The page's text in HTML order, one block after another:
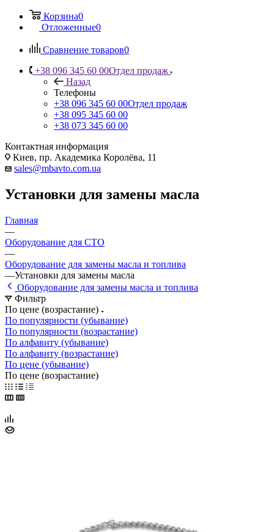
Корзина0
Отложенные0
Сравнение товаров0
+38 096 345 60 00Отдел продаж
Назад
Телефоны
+38 096 345 60 00Отдел продаж
+38 095 345 60 00
+38 073 345 60 00
Контактная информация
Киев, пр. Академика Королёва, 11
sales@mbavto.com.ua
Установки для замены масла
Главная
—
Оборудование для СТО
—
Оборудование для замены масла и топлива
—Установки для замены масла
Оборудование для замены масла и топлива
Фильтр
По цене (возрастание)
По популярности (убывание)
По популярности (возрастание)
По алфавиту (убывание)
По алфавиту (возрастание)
По цене (убывание)
По цене (возрастание)